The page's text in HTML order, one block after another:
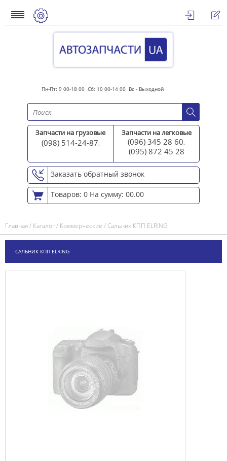
Пн-Пт: 9 00-18 00 Сб: 10 00-14 00 Вс - Выходной
Запчасти на грузовые
(098) 514-24-87,
Запчасти на легковые
(096) 345 28 60,
(095) 872 45 28
Заказать обратный звонок
Товаров: 0 На сумму: 00.00
Главная/ Каталог/ Коммерческие /Сальник КПП ELRING
САЛЬНИК КПП ELRING